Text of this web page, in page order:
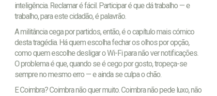
inteligência. Reclamar é fácil. Participar é que dá trabalho — e
trabalho, para este cidadão, é palavrão.
A militância cega por partidos, então, é o capítulo mais cómico
desta tragédia. Há quem escolha fechar os olhos por opção,
como quem escolhe desligar o Wi-Fi para não ver notificações.
O problema é que, quando se é cego por gosto, tropeça-se
sempre no mesmo erro — e ainda se culpa o chão.
E Coimbra? Coimbra não quer muito. Coimbra não pede luxo, não